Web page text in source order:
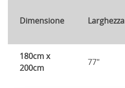
Dimensione Larghezza
180cm x
200cm
77"